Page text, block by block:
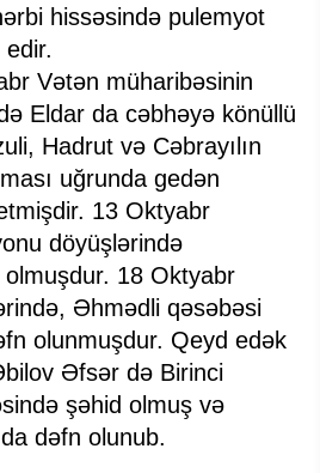
hissəsində pulemyot
edir.
Vətən müharibəsinin
Eldar da cəbhəyə könüllü
Hadrut və Cəbrayılın
uğrunda gedən
13 Oktyabr
döyüşlərində
18 Oktyabr
Əhmədli qəsəbəsi
olunmuşdur. Qeyd edək
Əfsər də Birinci
şəhid olmuş və
dəfn olunub.